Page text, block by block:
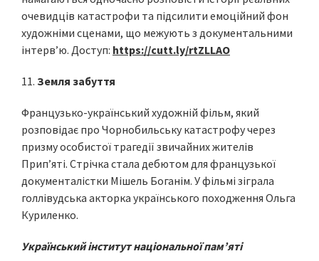
очевидців катастрофи та підсилити емоційний фон
художніми сценами, що межують з документальними
інтерв’ю. Доступ: https://cutt.ly/rtZLLAO
11. Земля забуття
Французько-український художній фільм, який
розповідає про Чорнобильську катастрофу через
призму особистої трагедії звичайних жителів
Прип’яті. Стрічка стала дебютом для французької
документалістки Мішель Боганім. У фільмі зіграла
голлівудська акторка українського походження Ольга
Куриленко.
Український інститут національної пам’яті